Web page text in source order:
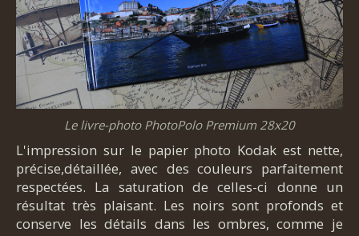
Le livre-photo PhotoPolo Premium 28x20
L'impression sur le papier photo Kodak est nette,
précise,détaillée, avec des couleurs parfaitement
respectées. La saturation de celles-ci donne un
résultat très plaisant. Les noirs sont profonds et
conserve les détails dans les ombres, comme je